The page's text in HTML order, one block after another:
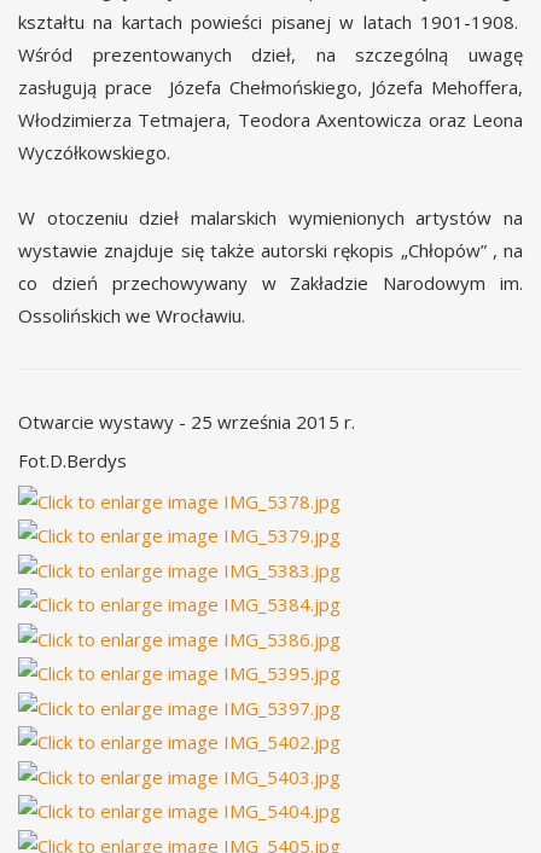
kształtu na kartach powieści pisanej w latach 1901-1908.
Wśród prezentowanych dzieł, na szczególną uwagę
zasługują prace Józefa Chełmońskiego, Józefa Mehoffera,
Włodzimierza Tetmajera, Teodora Axentowicza oraz Leona
Wyczółkowskiego.
W otoczeniu dzieł malarskich wymienionych artystów na
wystawie znajduje się także autorski rękopis „Chłopów” , na
co dzień przechowywany w Zakładzie Narodowym im.
Ossolińskich we Wrocławiu.
Otwarcie wystawy - 25 września 2015 r.
Fot.D.Berdys